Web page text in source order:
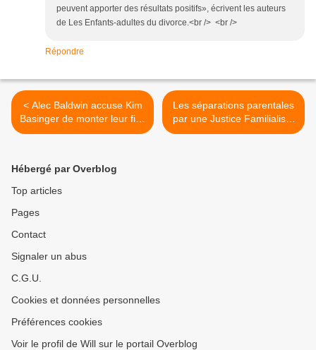
peuvent apporter des résultats positifs», écrivent les auteurs
de Les Enfants-adultes du divorce.<br /> <br />
Répondre
< Alec Baldwin accuse Kim
Basinger de monter leur fille
contre lui
Les séparations parentales
par une Justice Familialiste
>
Hébergé par Overblog
Top articles
Pages
Contact
Signaler un abus
C.G.U.
Cookies et données personnelles
Préférences cookies
Voir le profil de Will sur le portail Overblog